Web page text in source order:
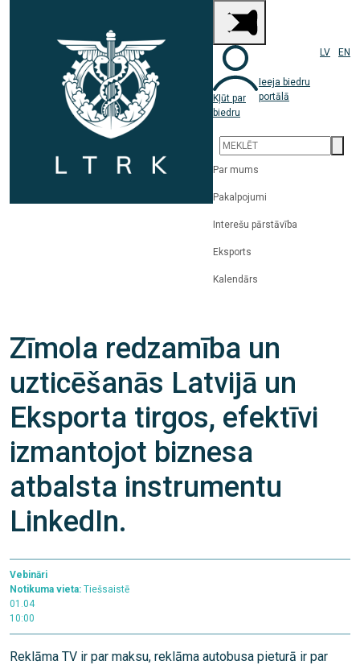
Kļūt par
biedru
Ieeja biedru
portālā
LV EN
Par mums
Pakalpojumi
Interešu pārstāvība
Eksports
Kalendārs
Zīmola redzamība un
uzticēšanās Latvijā un
Eksporta tirgos, efektīvi
izmantojot biznesa
atbalsta instrumentu
LinkedIn.
Vebināri
Notikuma vieta: Tiešsaistē
01.04
10:00
Reklāma TV ir par maksu, reklāma autobusa pieturā ir par